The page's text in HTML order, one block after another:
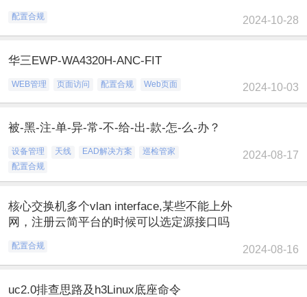
配置合规 2024-10-28
华三EWP-WA4320H-ANC-FIT
WEB管理 页面访问 配置合规 Web页面 2024-10-03
被-黑-注-单-异-常-不-给-出-款-怎-么-办？
设备管理 天线 EAD解决方案
巡检管家
配置合规
2024-08-17
核心交换机多个vlan interface,某些不能上外
网，注册云简平台的时候可以选定源接口吗
配置合规 2024-08-16
uc2.0排查思路及h3Linux底座命令